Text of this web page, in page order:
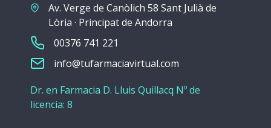
Av. Verge de Canòlich 58 Sant Julià de
Lòria · Principat de Andorra
00376 741 221
info@tufarmaciavirtual.com
Dr. en Farmacia D. Lluis Quillacq Nº de
licencia: 8